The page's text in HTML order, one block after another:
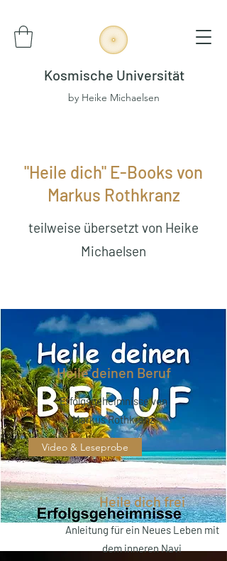
Kosmische Universität
by Heike Michaelsen
"Heile dich" E-Books von
Markus Rothkranz
teilweise übersetzt von Heike
Michaelsen
Heile deinen Beruf
Erfolgsgeheimnisse von
Markus Rothkranz
Video & Leseprobe
Heile dich frei
Anleitung für ein Neues Leben mit
dem inneren Navi